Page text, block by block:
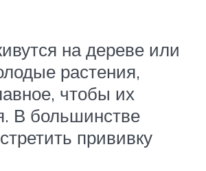
на дереве или
растения,
чтобы их
В большинстве
прививку